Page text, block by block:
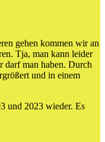
gehen kommen wir an
Tja, man kann leider
darf man haben. Durch
und in einem
und 2023 wieder. Es